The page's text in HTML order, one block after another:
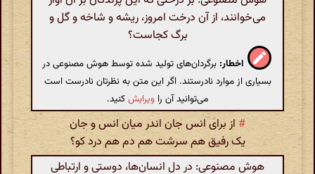
می‌خوانند، از آن درخت امروز، ریشه و شاخه و گل و
برگ کجاست؟
اخطار: برگردان‌های تولید شده توسط هوش مصنوعی در
بسیاری از موارد نادرستند. اگر این متن به نظرتان نادرست است
می‌توانید آن را ویرایشکنید.
#از برای انس جان اندر میان انس و جان
یک رفیق هم سرشت هم دم هم درد کو؟
هوش مصنوعی: در دل انسان‌ها، دوستی و ارتباطی